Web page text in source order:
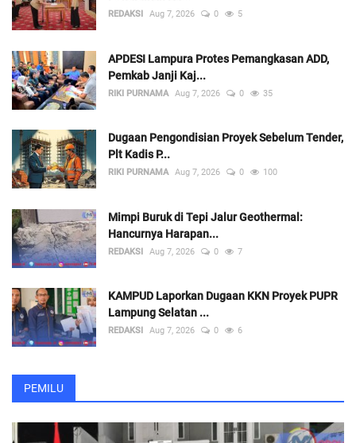
REDAKSI Aug 7, 2026 0 5
APDESI Lampura Protes Pemangkasan ADD,
Pemkab Janji Kaj...
RIKI PURNAMA Aug 7, 2026 0 35
Dugaan Pengondisian Proyek Sebelum Tender,
Plt Kadis P...
RIKI PURNAMA Aug 7, 2026 0 100
Mimpi Buruk di Tepi Jalur Geothermal:
Hancurnya Harapan...
REDAKSI Aug 7, 2026 0 7
KAMPUD Laporkan Dugaan KKN Proyek PUPR
Lampung Selatan ...
REDAKSI Aug 7, 2026 0 6
PEMILU